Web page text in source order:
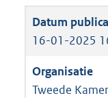
16-01-2025
Tweede